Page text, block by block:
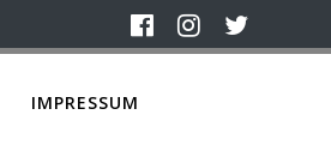
IMPRESSUM